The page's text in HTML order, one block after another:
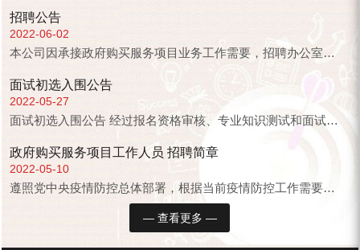
招聘公告
2022-06-02
本公司因承接政府购买服务项目业务工作需要，招聘办公室工作人员，按照“公开、平等、竞争、择优”的原则面向公开招聘，现将...
面试初选入围公告
2022-05-27
面试初选入围公告 经过报名资格审核、专业知识测试和面试各环节考察，下列考 （名单见附表）确定进入无棣县卫生健康局核酸采样政府购买服务项目第...
政府购买服务项目工作人员 招聘简章
2022-05-10
遵照党中央疫情防控总体部署，根据当前疫情防控工作需要，无棣县委县政府采取积极措施，在防疫重点防控区域设立疫情防控服务站，安排专业技术人员从事...
— 查看更多 —